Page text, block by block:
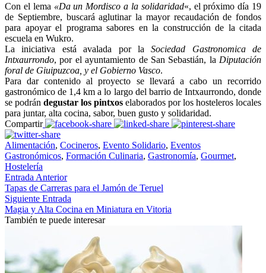
Con el lema «Da un Mordisco a la solidaridad«, el próximo día 19
de Septiembre, buscará aglutinar la mayor recaudación de fondos
para apoyar el programa sabores en la construcción de la citada
escuela en Wukro.
La iniciativa está avalada por laSociedad Gastronomica de
Intxaurrondo, por el ayuntamiento de San Sebastián, la Diputación
foral de Giuipuzcoa, y el Gobierno Vasco.
Para dar contenido al proyecto se llevará a cabo un recorrido
gastronómico de 1,4 km a lo largo del barrio de Intxaurrondo, donde
se podrán degustar los pintxos elaborados por los hosteleros locales
para juntar, alta cocina, sabor, buen gusto y solidaridad.
Compartir
Alimentación, Cocineros, Evento Solidario, Eventos
Gastronómicos, Formación Culinaria, Gastronomía, Gourmet,
Hostelería
Entrada Anterior
Tapas de Carreras para el Jamón de Teruel
Siguiente Entrada
Magia y Alta Cocina en Miniatura en Vitoria
También te puede interesar